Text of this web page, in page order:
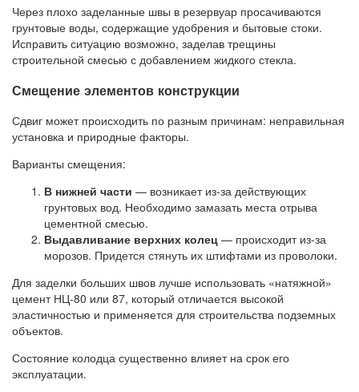
Через плохо заделанные швы в резервуар просачиваются
грунтовые воды, содержащие удобрения и бытовые стоки.
Исправить ситуацию возможно, заделав трещины
строительной смесью с добавлением жидкого стекла.
Смещение элементов конструкции
Сдвиг может происходить по разным причинам: неправильная
установка и природные факторы.
Варианты смещения:
В нижней части — возникает из-за действующих
грунтовых вод. Необходимо замазать места отрыва
цементной смесью.
Выдавливание верхних колец — происходит из-за
морозов. Придется стянуть их штифтами из проволоки.
Для заделки больших швов лучше использовать «натяжной»
цемент НЦ-80 или 87, который отличается высокой
эластичностью и применяется для строительства подземных
объектов.
Состояние колодца существенно влияет на срок его
эксплуатации.